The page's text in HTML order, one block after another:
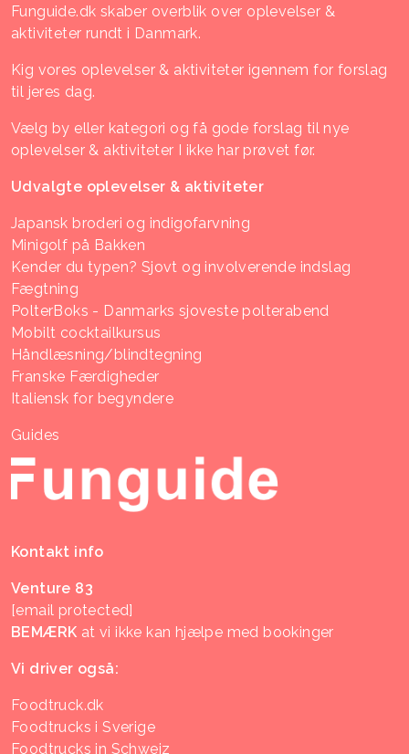
Funguide.dk skaber overblik over oplevelser &
aktiviteter rundt i Danmark.
Kig vores oplevelser & aktiviteter igennem for forslag
til jeres dag.
Vælg by eller kategori og få gode forslag til nye
oplevelser & aktiviteter I ikke har prøvet før.
Udvalgte oplevelser & aktiviteter
Japansk broderi og indigofarvning
Minigolf på Bakken
Kender du typen? Sjovt og involverende indslag
Fægtning
PolterBoks - Danmarks sjoveste polterabend
Mobilt cocktailkursus
Håndlæsning/blindtegning
Franske Færdigheder
Italiensk for begyndere
Guides
Kontakt info
Venture 83
[email protected]
BEMÆRK at vi ikke kan hjælpe med bookinger
Vi driver også:
Foodtruck.dk
Foodtrucks i Sverige
Foodtrucks in Schweiz